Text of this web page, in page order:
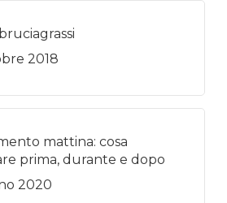
2018
mattina: cosa
prima, durante e dopo
2020